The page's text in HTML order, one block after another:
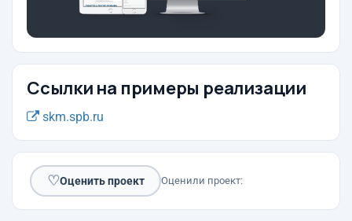
Ссылки на примеры реализации
skm.spb.ru
♡Оценить проект Оценили проект: